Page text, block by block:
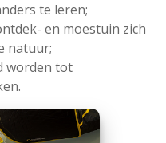
te leren;
en moestuin zich
natuur;
worden tot